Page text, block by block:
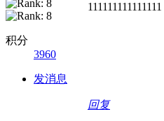
积分
3960
发消息
111111111111111
回复